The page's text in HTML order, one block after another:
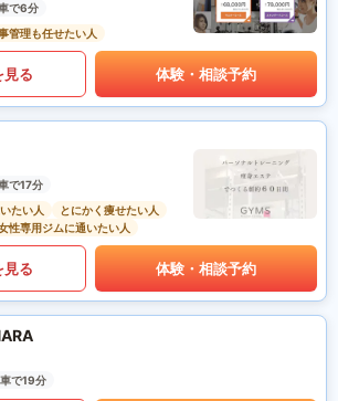
で6分
管理も任せたい人
見る 体験・相談予約
で17分
たい人
とにかく痩せたい人
性専用ジムに通いたい人
見る 体験・相談予約
で19分